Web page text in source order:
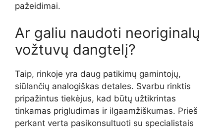
pažeidimai.
Ar galiu naudoti neoriginalų
vožtuvų dangtelį?
Taip, rinkoje yra daug patikimų gamintojų,
siūlančių analogiškas detales. Svarbu rinktis
pripažintus tiekėjus, kad būtų užtikrintas
tinkamas prigludimas ir ilgaamžiškumas. Prieš
perkant verta pasikonsultuoti su specialistais